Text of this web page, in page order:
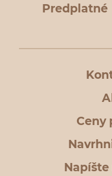
Predplatné
Ceny